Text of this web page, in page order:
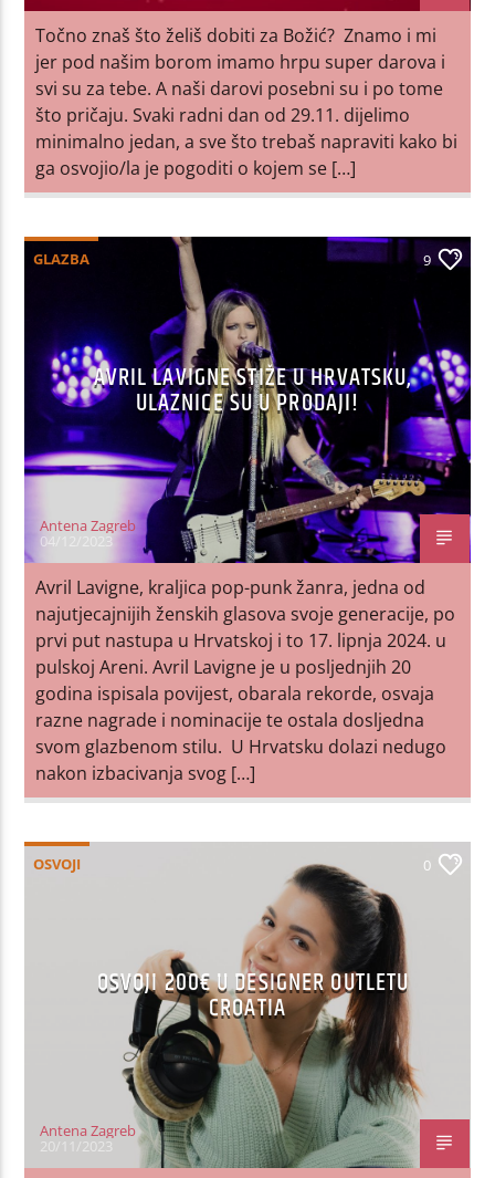
Točno znaš što želiš dobiti za Božić? Znamo i mi
jer pod našim borom imamo hrpu super darova i
svi su za tebe. A naši darovi posebni su i po tome
što pričaju. Svaki radni dan od 29.11. dijelimo
minimalno jedan, a sve što trebaš napraviti kako bi
ga osvojio/la je pogoditi o kojem se […]
GLAZBA 9
AVRIL LAVIGNE STIŽE U HRVATSKU,
ULAZNICE SU U PRODAJI!
Antena Zagreb
04/12/2023
Avril Lavigne, kraljica pop-punk žanra, jedna od
najutjecajnijih ženskih glasova svoje generacije, po
prvi put nastupa u Hrvatskoj i to 17. lipnja 2024. u
pulskoj Areni. Avril Lavigne je u posljednjih 20
godina ispisala povijest, obarala rekorde, osvaja
razne nagrade i nominacije te ostala dosljedna
svom glazbenom stilu. U Hrvatsku dolazi nedugo
nakon izbacivanja svog […]
OSVOJI 0
OSVOJI 200€ U DESIGNER OUTLETU
CROATIA
Antena Zagreb
20/11/2023